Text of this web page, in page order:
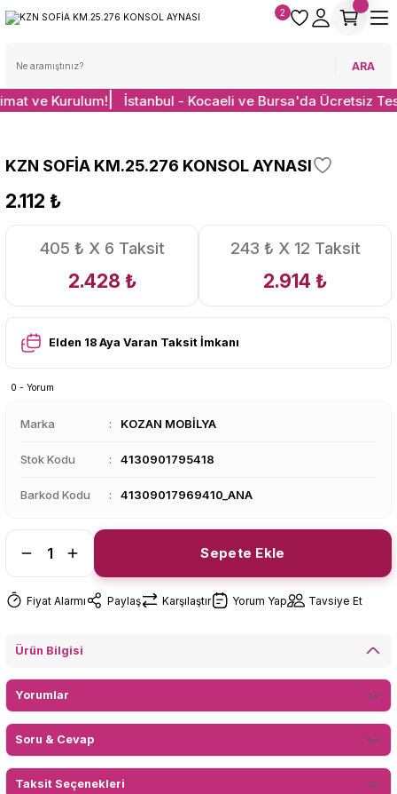
ARA
2
ve Kurulum! İstanbul - Kocaeli ve Bursa'da Ücretsiz
KZN SOFİA KM.25.276 KONSOL AYNASI
2.112 ₺
405 ₺ X 6 Taksit
2.428 ₺
243 ₺ X 12 Taksit
2.914 ₺
Elden 18 Aya Varan Taksit İmkanı
0 - Yorum
Marka KOZAN MOBİLYA
Stok Kodu 4130901795418
Barkod Kodu 41309017969410_ANA
Sepete Ekle
Fiyat Alarmı Paylaş Karşılaştır Yorum Yap Tavsiye Et
Ürün Bilgisi
Yorumlar
Soru & Cevap
Taksit Seçenekleri